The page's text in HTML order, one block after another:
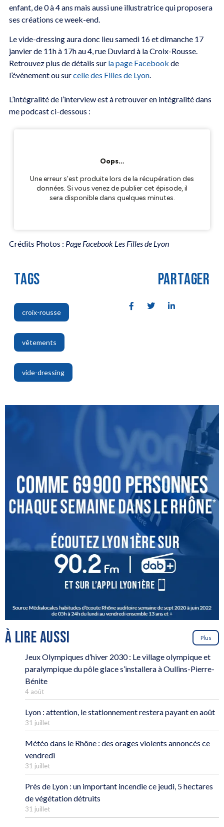
enfant, de 0 à 4 ans mais aussi une illustratrice qui proposera
ses créations ce week-end.
Le vide-dressing aura donc lieu samedi 16 et dimanche 17
janvier de 11h à 17h au 4, rue Duviard à la Croix-Rousse.
Retrouvez plus de détails sur la page Facebook de
l’évènement ou surcelle des Filles de Lyon.
L’intégralité de l’interview est à retrouver en intégralité dans
me podcast ci-dessous :
Crédits Photos : Page Facebook Les Filles de Lyon
TAGS
croix-rousse
,
vêtements
,
vide-dressing
PARTAGER
À LIRE AUSSI Plus
Jeux Olympiques d’hiver 2030 : Le village olympique et
paralympique du pôle glace s’installera à Oullins-Pierre-
Bénite
4 août
Lyon : attention, le stationnement restera payant en août
31 juillet
Météo dans le Rhône : des orages violents annoncés ce
vendredi
31 juillet
Près de Lyon : un important incendie ce jeudi, 5 hectares
de végétation détruits
31 juillet